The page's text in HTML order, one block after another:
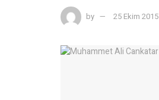
by 25 Ekim 2015